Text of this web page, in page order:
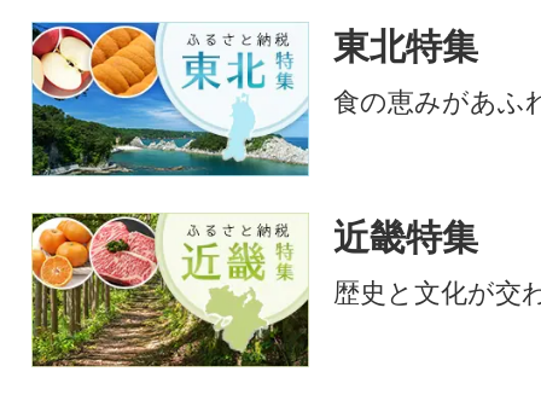
東北特集
食の恵みがあふ
近畿特集
歴史と文化が交